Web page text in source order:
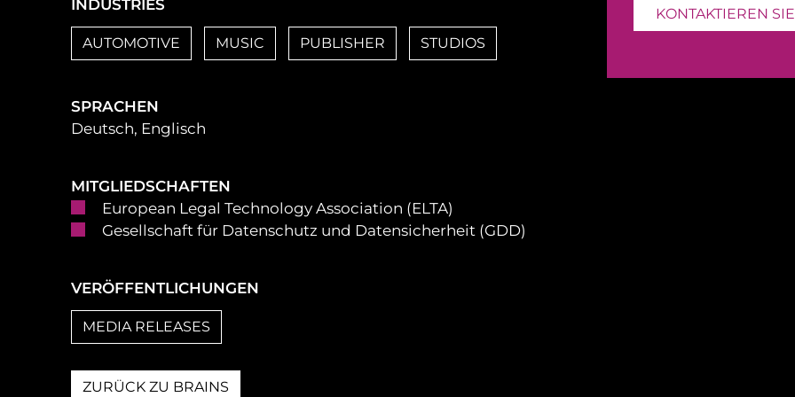
INDUSTRIES
AUTOMOTIVE MUSIC PUBLISHER STUDIOS
SPRACHEN
Deutsch, Englisch
MITGLIEDSCHAFTEN
European Legal Technology Association (ELTA)
Gesellschaft für Datenschutz und Datensicherheit (GDD)
VERÖFFENTLICHUNGEN
MEDIA RELEASES
KONTAKTIEREN
ZURÜCK ZU BRAINS